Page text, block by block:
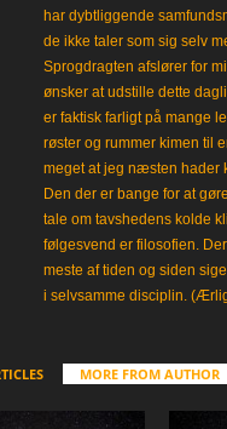
har dybtliggende
de ikke taler som sig selv
Sprogdragten afslører for
ønsker at udstille dette
er faktisk farligt på mange
røster og rummer kimen til
meget at jeg næsten hader
Den der er bange for at
tale om tavshedens kolde
følgesvend er filosofien.
meste af tiden og siden
i selvsamme disciplin.
MORE FROM AUTHOR